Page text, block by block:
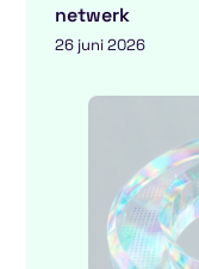
netwerk
26 juni 2026